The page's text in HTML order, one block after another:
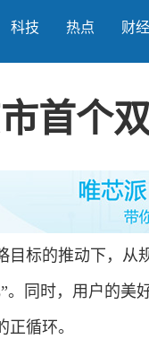
科技 热点 财经
首个
标的推动下，从规
。同时，用户的美
循环。